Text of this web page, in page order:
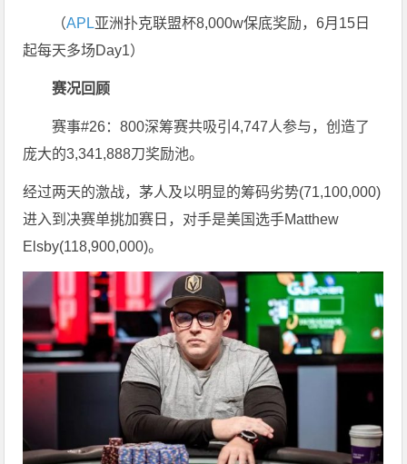
（APL亚洲扑克联盟杯8,000w保底奖励，6月15日
起每天多场Day1）
赛况回顾
赛事#26：800深筹赛共吸引4,747人参与，创造了
庞大的3,341,888刀奖励池。
经过两天的激战，茅人及以明显的筹码劣势(71,100,000)
进入到决赛单挑加赛日，对手是美国选手Matthew
Elsby(118,900,000)。